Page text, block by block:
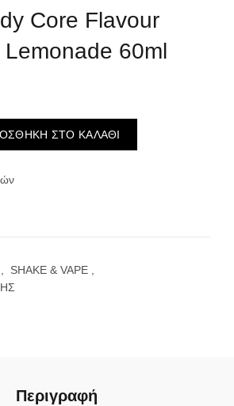
Core Flavour
60ml
ΣΤΟ ΚΑΛΆΘΙ
SHAKE & VAPE
Περιγραφή